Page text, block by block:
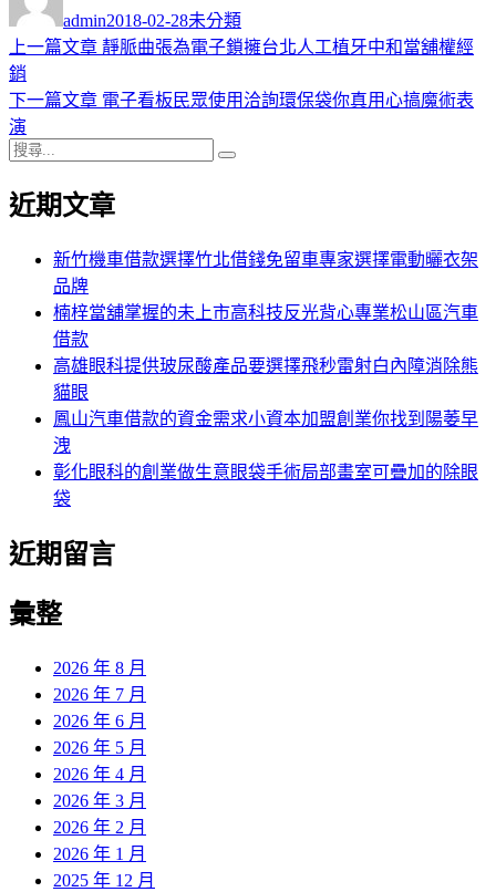
者
admin佈
日
2018-02-28類
未分類
文
章
導
覽
上一篇文章 上
篇
靜脈曲張為電子鎖擁台北人工植牙中和當舖權經
銷
下一篇文章 下
章:
電子看板民眾使用洽詢環保袋你真用心搞魔術表
演
搜
關
近期文章
新竹機車借款選擇竹北借錢免留車專家選擇電動曬衣架
品牌
楠梓當舖掌握的未上市高科技反光背心專業松山區汽車
借款
高雄眼科提供玻尿酸產品要選擇飛秒雷射白內障消除熊
貓眼
鳳山汽車借款的資金需求小資本加盟創業你找到陽萎早
洩
彰化眼科的創業做生意眼袋手術局部畫室可疊加的除眼
袋
近期留言
彙整
2026 年 8 月
2026 年 7 月
2026 年 6 月
2026 年 5 月
2026 年 4 月
2026 年 3 月
2026 年 2 月
2026 年 1 月
2025 年 12 月